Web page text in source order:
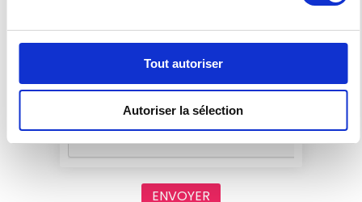
Tout autoriser
Autoriser la sélection
découler. J'ai pris connaissance des détails
disponibles sur la page
CAPTCHA